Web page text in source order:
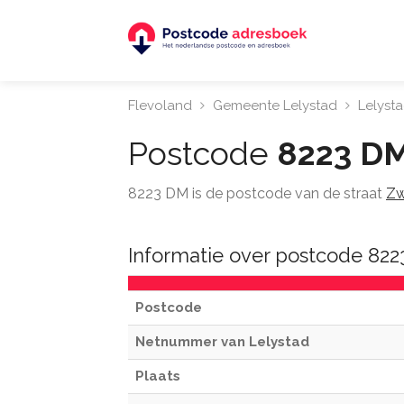
Flevoland Gemeente Lelystad
Postcode 8223
8223 DM is de postcode van de straat
Informatie over postcode
Postcode
Netnummer van Lelystad
Plaats